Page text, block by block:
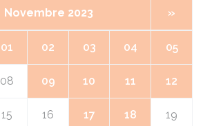
Novembre 2023 »
01 02 03 04 05
08 09 10 11 12
15 16 17 18 19